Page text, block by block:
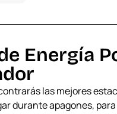
Energía
las mejores
durante apagones,